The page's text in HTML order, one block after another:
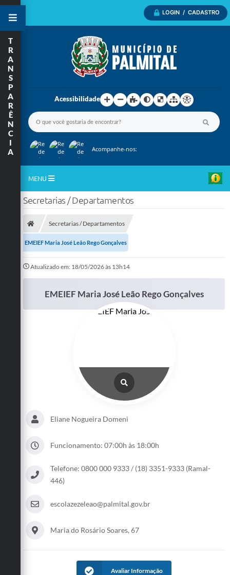
LOGIN / CADASTRO
Acessibilidade
Acompanhe-nos:
MENU
Inicio
A Nossa Cidade
A Prefeitura
Departamentos
T
R
A
N
S
P
A
R
Ê
N
C
I
A
Secretarias / Departamentos
Secretarias / Departamentos
EMEIEF Maria José Leão Rego Gonçalves
Atualizado em: 18/05/2026 às 13h14
EMEIEF Maria José Leão Rego Gonçalves
Eliane Nogueira Domeni
Funcionamento: 07:00h às 18:00h
Telefone: 0800 000 9333 / (18) 3351-9333 (Ramal-
446)
escolazezeleao@palmital.gov.br
Maria do Rosário Soares, 67
Avaliar Informação